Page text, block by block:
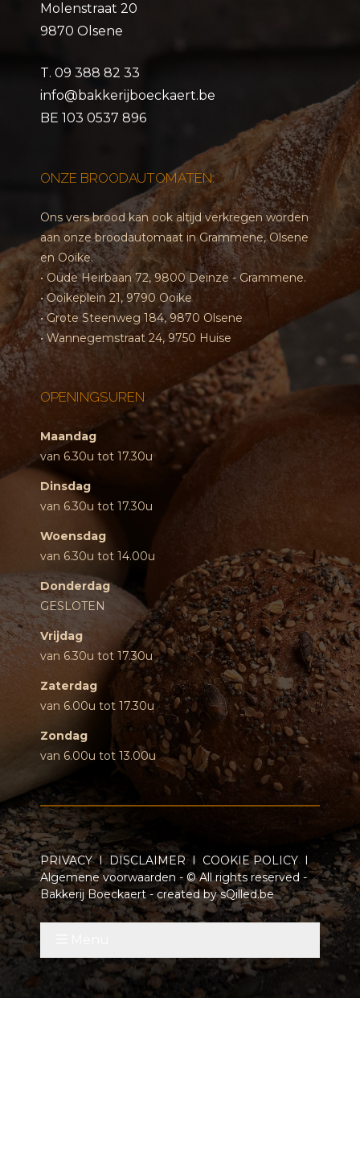
Molenstraat 20
9870 Olsene
T. 09 388 82 33
info@bakkerijboeckaert.be
BE 103 0537 896
ONZE BROODAUTOMATEN:
Ons vers brood kan ook altijd verkregen worden
aan onze broodautomaat in Grammene, Olsene
en Ooike.
• Oude Heirbaan 72, 9800 Deinze - Grammene.
• Ooikeplein 21, 9790 Ooike
• Grote Steenweg 184, 9870 Olsene
• Wannegemstraat 24, 9750 Huise
OPENINGSUREN
Maandag
van 6.30u tot 17.30u
Dinsdag
van 6.30u tot 17.30u
Woensdag
van 6.30u tot 14.00u
Donderdag
GESLOTEN
Vrijdag
van 6.30u tot 17.30u
Zaterdag
van 6.00u tot 17.30u
Zondag
van 6.00u tot 13.00u
PRIVACYI DISCLAIMERI COOKIE POLICYI
Algemene voorwaarden - © All rights reserved -
Bakkerij Boeckaert - created bysQilled.be